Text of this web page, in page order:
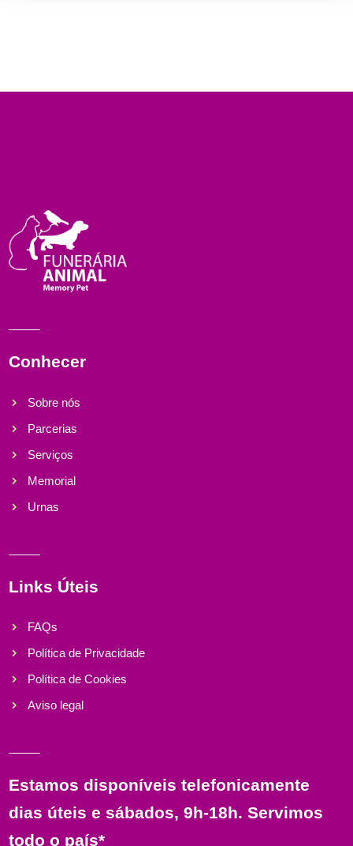
Conhecer
Sobre nós
Parcerias
Serviços
Memorial
Urnas
Links Úteis
FAQs
Política de Privacidade
Política de Cookies
Aviso legal
Estamos disponíveis telefonicamente
dias úteis e sábados, 9h-18h. Servimos
todo o país*